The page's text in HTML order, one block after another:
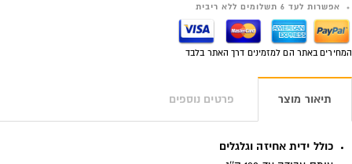
אפשרות לעד 6 תשלומים ללא ריבית
המחירים באתר הם למזמינים דרך האתר בלבד
תיאור מוצר פרטים נוספים
כולל ידית אחיזה וגלגלים